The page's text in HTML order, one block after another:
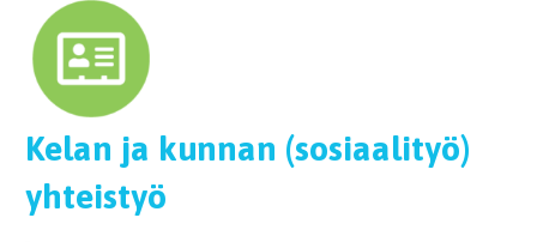
Kelan ja kunnan (sosiaalityö)
yhteistyö